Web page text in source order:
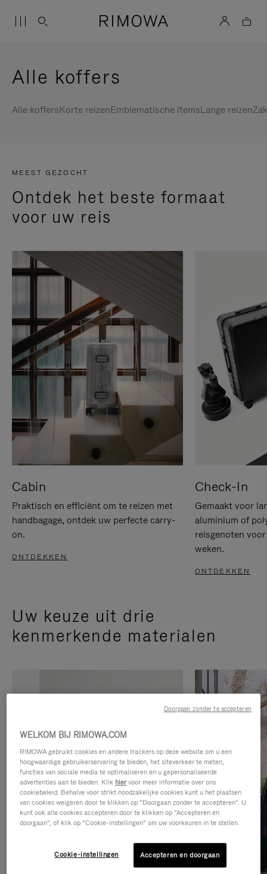
Alle koffers
Alle koffersKorte reizenEmblematische itemsLange reizen
MEEST GEZOCHT
Ontdek het beste formaat
voor uw reis
Cabin
Praktisch en efficiënt om te reizen met
handbagage, ontdek uw perfecte carry-
on.
ONTDEKKEN
Check-In
Gemaakt voor
aluminium of
reisgenoten
weken.
ONTDEKKEN
Uw keuze uit drie
kenmerkende materialen
WELKOM BIJ RIMOWA.COM
RIMOWA gebruikt cookies en andere trackers op deze website om u een
hoogwaardige gebruikerservaring te bieden, het siteverkeer te meten,
functies van sociale media te optimaliseren en u gepersonaliseerde
advertenties aan te bieden. Klik hiervoor meer informatie over ons
cookiebeleid. Behalve voor strikt noodzakelijke cookies kunt u het plaatsen
van cookies weigeren door te klikken op “Doorgaan zonder te accepteren”. U
kunt ook alle cookies accepteren door te klikken op “Accepteren en
doorgaan”, of klik op “Cookie-instellingen” om uw voorkeuren in te stellen.
Cookie-instellingen Accepteren en doorgaan
Doorgaan zonder te accepteren